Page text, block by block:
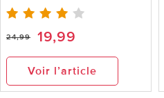
24,99 19,99
Voir l’article